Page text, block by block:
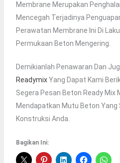
Membrane Merupakan
Mencegah Terjadinya
Perawatan Membrane Ini Di
Permukaan Beton Mengering.
Demikianlah Penawaran Dan
ReadymixYang Dapat Kami
Segera Pesan Beton Ready Mix
Mendapatkan Mutu Beton Yang
Konstruksi Anda.
Bagikan Ini: